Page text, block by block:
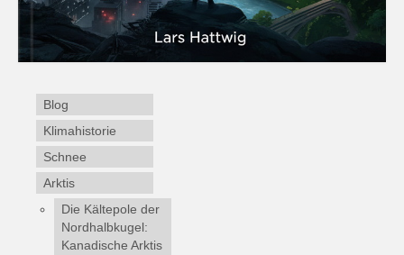
Blog
Klimahistorie
Schnee
Arktis
Die Kältepole der
Nordhalbkugel:
Kanadische Arktis